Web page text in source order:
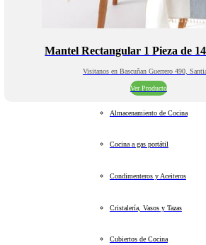
Mantel Rectangular 1 Pieza de
Visitanos en Bascuñan Guerrero 490,
Ver Producto
Almacenamiento de Cocina
Cocina a gas portátil
Condimenteros y Aceiteros
Cristalería, Vasos y Tazas
Cubiertos de Cocina